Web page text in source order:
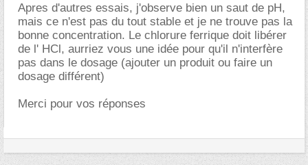
Apres d'autres essais, j'observe bien un saut de pH,
mais ce n'est pas du tout stable et je ne trouve pas la
bonne concentration. Le chlorure ferrique doit libérer
de l' HCl, aurriez vous une idée pour qu'il n'interfère
pas dans le dosage (ajouter un produit ou faire un
dosage différent)
Merci pour vos réponses